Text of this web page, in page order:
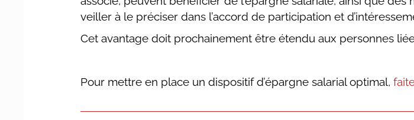
veiller à le préciser dans l’accord de participation et
Cet avantage doit prochainement être étendu aux personnes
Pour mettre en place un dispositif d’épargne salarial optimal,